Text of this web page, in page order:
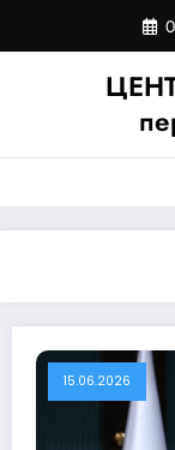
содержимому
15.06.2026